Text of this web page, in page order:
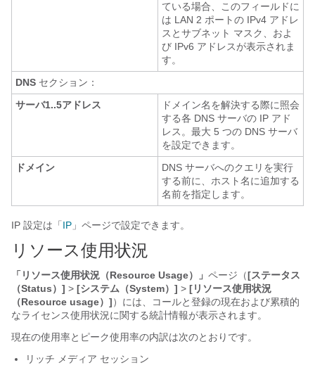
ている場合、このフィールドに
は LAN 2 ポートの IPv4 アドレ
スとサブネット マスク、およ
び IPv6 アドレスが表示されま
す。
DNS セクション：
サーバ1..5アドレス
ドメイン名を解決する際に照会
する各 DNS サーバの IP アド
レス。最大 5 つの DNS サーバ
を設定できます。
ドメイン
DNS サーバへのクエリを実行
する前に、ホスト名に追加する
名前を指定します。
IP 設定は「 IP 」ページで設定できます。
リソース使用状況
「リソース使用状況（Resource Usage）」 ページ（[ステータス
（Status）] > [システム（System）] > [リソース使用状況
（Resource usage）]）には、コールと登録の現在および累積的
なライセンス使用状況に関する統計情報が表示されます。
現在の使用率とピーク使用率の内訳は次のとおりです。
リッチ メディア セッション